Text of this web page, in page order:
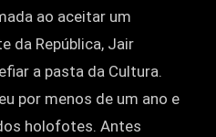
ao aceitar um
da República, Jair
a pasta da Cultura.
por menos de um ano e
holofotes. Antes